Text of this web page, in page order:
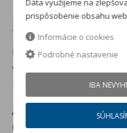
+ ďalších 2
NOVÉ AUTO NA SKLADE
Viac info
Akciová cena: 16
(13 252 € bez DPH)
Dáta využijeme na
prispôsobenie obsahu
Informácie o cookies
Podrobné nastavenie
IBA